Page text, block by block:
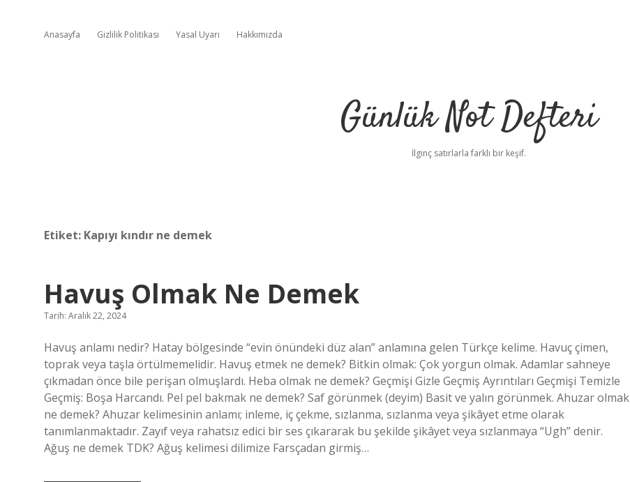
Anasayfa Gizlilik Politikası Yasal Uyarı Hakkımızda
Günlük Not Defteri
İlginç satırlarla farklı bir keşif.
Etiket: Kapıyı kındır ne demek
Havuş Olmak Ne Demek
Tarih: Aralık 22, 2024
Havuş anlamı nedir? Hatay bölgesinde “evin önündeki düz alan” anlamına gelen Türkçe kelime. Havuç çimen,
toprak veya taşla örtülmemelidir. Havuş etmek ne demek? Bitkin olmak: Çok yorgun olmak. Adamlar sahneye
çıkmadan önce bile perişan olmuşlardı. Heba olmak ne demek? Geçmişi Gizle Geçmiş Ayrıntıları Geçmişi Temizle
Geçmiş: Boşa Harcandı. Pel pel bakmak ne demek? Saf görünmek (deyim) Basit ve yalın görünmek. Ahuzar olmak
ne demek? Ahuzar kelimesinin anlamı; inleme, iç çekme, sızlanma, sızlanma veya şikâyet etme olarak
tanımlanmaktadır. Zayıf veya rahatsız edici bir ses çıkararak bu şekilde şikâyet veya sızlanmaya “Ugh” denir.
Ağuş ne demek TDK? Ağuş kelimesi dilimize Farsçadan girmiş…